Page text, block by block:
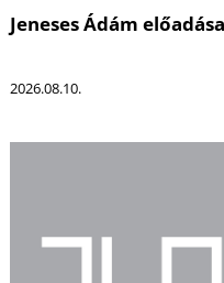
Jeneses Ádám előadása
2026.08.10.